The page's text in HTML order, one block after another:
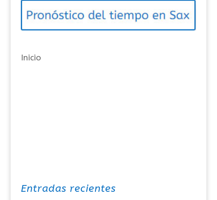
o
í
s
Inicio
Entradas recientes